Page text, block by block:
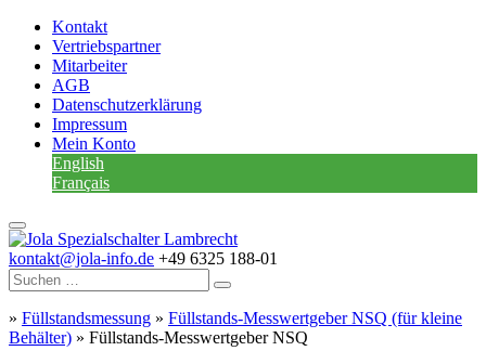
Kontakt
Vertriebspartner
Mitarbeiter
AGB
Datenschutzerklärung
Impressum
Mein Konto
English
Français
kontakt@jola-info.de +49 6325 188-01
» Füllstandsmessung » Füllstands-Messwertgeber NSQ (für kleine
Behälter) » Füllstands-Messwertgeber NSQ